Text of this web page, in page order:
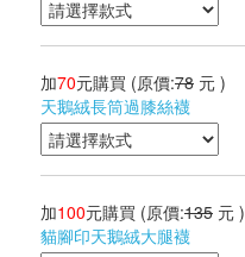
加70元購買 (原價:78 元 )
天鵝絨長筒過膝絲襪
加100元購買 (原價:135 元 )
貓腳印天鵝絨大腿襪